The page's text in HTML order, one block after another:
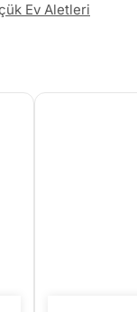
Ev Aletleri